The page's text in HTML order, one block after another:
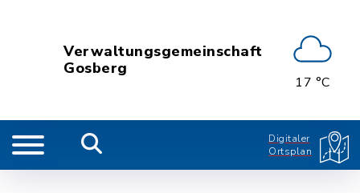
Verwaltungsgemeinschaft
Gosberg
17 °C
Digitaler
Ortsplan